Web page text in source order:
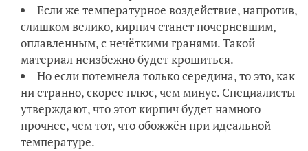
Если же температурное воздействие, напротив,
слишком велико, кирпич станет почерневшим,
оплавленным, с нечёткими гранями. Такой
материал неизбежно будет крошиться.
Но если потемнела только середина, то это, как
ни странно, скорее плюс, чем минус. Специалисты
утверждают, что этот кирпич будет намного
прочнее, чем тот, что обожжён при идеальной
температуре.